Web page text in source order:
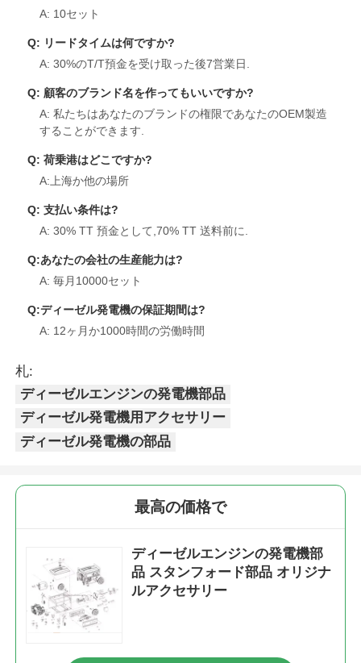
A: 10セット
Q: リードタイムは何ですか?
A: 30%のT/T預金を受け取った後7営業日.
Q: 顧客のブランド名を作ってもいいですか?
A: 私たちはあなたのブランドの権限であなたのOEM製造
することができます.
Q: 荷乗港はどこですか?
A:上海か他の場所
Q: 支払い条件は?
A: 30% TT 預金として,70% TT 送料前に.
Q:あなたの会社の生産能力は?
A: 毎月10000セット
Q:ディーゼル発電機の保証期間は?
A: 12ヶ月か1000時間の労働時間
札:
ディーゼルエンジンの発電機部品
ディーゼル発電機用アクセサリー
ディーゼル発電機の部品
最高の価格で
ディーゼルエンジンの発電機部
品 スタンフォード部品 オリジナ
ルアクセサリー